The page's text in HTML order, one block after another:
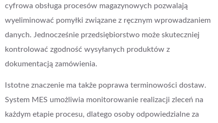
cyfrowa obsługa procesów magazynowych pozwalają
wyeliminować pomyłki związane z ręcznym wprowadzaniem
danych. Jednocześnie przedsiębiorstwo może skuteczniej
kontrolować zgodność wysyłanych produktów z
dokumentacją zamówienia.
Istotne znaczenie ma także poprawa terminowości dostaw.
System MES umożliwia monitorowanie realizacji zleceń na
każdym etapie procesu, dlatego osoby odpowiedzialne za